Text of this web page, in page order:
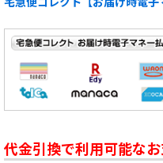
代金引換で利用可能な